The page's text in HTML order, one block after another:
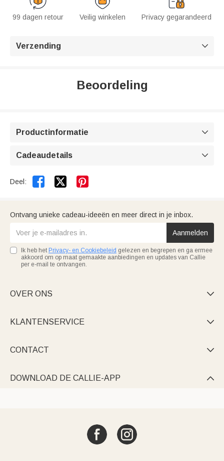
99 dagen retour Veilig winkelen Privacy gegarandeerd
Verzending 
Beoordeling
Productinformatie 
Cadeaudetails 
Deel:  
Ontvang unieke cadeau-ideeën en meer direct in je inbox.
Aanmelden
Ik heb het Privacy- en Cookiebeleid gelezen en begrepen en ga ermee
akkoord om op maat gemaakte aanbiedingen en updates van Callie
per e-mail te ontvangen.
OVER ONS 
KLANTENSERVICE 
CONTACT 
DOWNLOAD DE CALLIE-APP 